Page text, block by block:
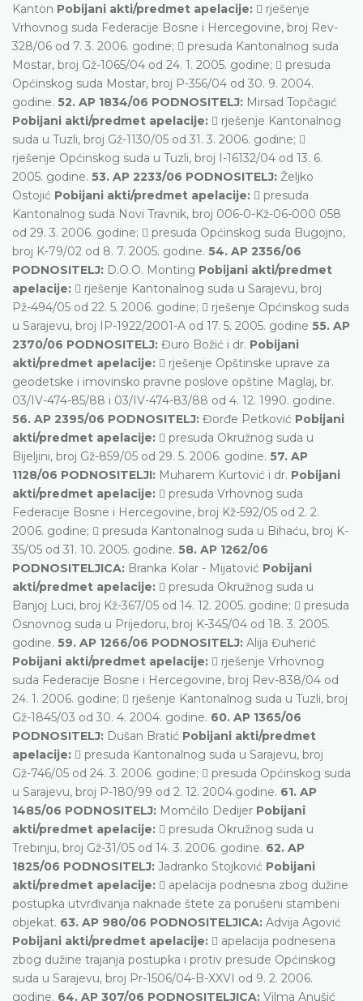
Kanton Pobijani akti/predmet apelacije:  rješenje
Vrhovnog suda Federacije Bosne i Hercegovine, broj Rev-
328/06 od 7. 3. 2006. godine;  presuda Kantonalnog suda
Mostar, broj Gž-1065/04 od 24. 1. 2005. godine;  presuda
Općinskog suda Mostar, broj P-356/04 od 30. 9. 2004.
godine. 52. AP 1834/06 PODNOSITELJ: Mirsad Topčagić
Pobijani akti/predmet apelacije:  rješenje Kantonalnog
suda u Tuzli, broj Gž-1130/05 od 31. 3. 2006. godine; 
rješenje Općinskog suda u Tuzli, broj I-16132/04 od 13. 6.
2005. godine. 53. AP 2233/06 PODNOSITELJ: Željko
Ostojić Pobijani akti/predmet apelacije:  presuda
Kantonalnog suda Novi Travnik, broj 006-0-Kž-06-000 058
od 29. 3. 2006. godine;  presuda Općinskog suda Bugojno,
broj K-79/02 od 8. 7. 2005. godine. 54. AP 2356/06
PODNOSITELJ: D.O.O. Monting Pobijani akti/predmet
apelacije:  rješenje Kantonalnog suda u Sarajevu, broj
Pž-494/05 od 22. 5. 2006. godine;  rješenje Općinskog suda
u Sarajevu, broj IP-1922/2001-A od 17. 5. 2005. godine 55. AP
2370/06 PODNOSITELJ: Đuro Božić i dr. Pobijani
akti/predmet apelacije:  rješenje Opštinske uprave za
geodetske i imovinsko pravne poslove opštine Maglaj, br.
03/IV-474-85/88 i 03/IV-474-83/88 od 4. 12. 1990. godine.
56. AP 2395/06 PODNOSITELJ: Đorđe Petković Pobijani
akti/predmet apelacije:  presuda Okružnog suda u
Bijeljini, broj Gž-859/05 od 29. 5. 2006. godine. 57. AP
1128/06 PODNOSITELJI: Muharem Kurtović i dr. Pobijani
akti/predmet apelacije:  presuda Vrhovnog suda
Federacije Bosne i Hercegovine, broj Kž-592/05 od 2. 2.
2006. godine;  presuda Kantonalnog suda u Bihaću, broj K-
35/05 od 31. 10. 2005. godine. 58. AP 1262/06
PODNOSITELJICA: Branka Kolar - Mijatović Pobijani
akti/predmet apelacije:  presuda Okružnog suda u
Banjoj Luci, broj Kž-367/05 od 14. 12. 2005. godine;  presuda
Osnovnog suda u Prijedoru, broj K-345/04 od 18. 3. 2005.
godine. 59. AP 1266/06 PODNOSITELJ: Alija Đuherić
Pobijani akti/predmet apelacije:  rješenje Vrhovnog
suda Federacije Bosne i Hercegovine, broj Rev-838/04 od
24. 1. 2006. godine;  rješenje Kantonalnog suda u Tuzli, broj
Gž-1845/03 od 30. 4. 2004. godine. 60. AP 1365/06
PODNOSITELJ: Dušan Bratić Pobijani akti/predmet
apelacije:  presuda Kantonalnog suda u Sarajevu, broj
Gž-746/05 od 24. 3. 2006. godine;  presuda Općinskog suda
u Sarajevu, broj P-180/99 od 2. 12. 2004.godine. 61. AP
1485/06 PODNOSITELJ: Momčilo Dedijer Pobijani
akti/predmet apelacije:  presuda Okružnog suda u
Trebinju, broj Gž-31/05 od 14. 3. 2006. godine. 62. AP
1825/06 PODNOSITELJ: Jadranko Stojković Pobijani
akti/predmet apelacije:  apelacija podnesna zbog dužine
postupka utvrđivanja naknade štete za porušeni stambeni
objekat. 63. AP 980/06 PODNOSITELJICA: Advija Agović
Pobijani akti/predmet apelacije:  apelacija podnesena
zbog dužine trajanja postupka i protiv presude Općinskog
suda u Sarajevu, broj Pr-1506/04-B-XXVI od 9. 2. 2006.
godine. 64. AP 307/06 PODNOSITELJICA: Vilma Anušić